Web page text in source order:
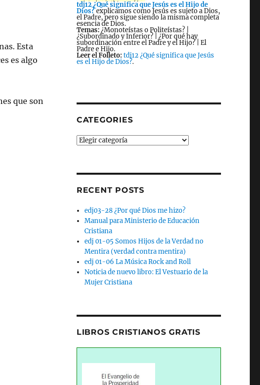
Esta
es algo
que son
tdj12 ¿Qué significa que Jesús es el Hijo de
Dios?explicamos como Jesús es sujeto a Dios,
el Padre, pero sigue siendo la misma completa
esencia de Dios.
Temas:¿Monoteístas o Politeístas? |
¿Subordinado y Inferior? | ¿Por qué hay
subordinación entre el Padre y el Hijo? | El
Padre e Hijo.
Leer el Folleto:tdj12 ¿Qué significa que Jesús
es el Hijo de Dios?.
CATEGORIES
Categories
RECENT POSTS
edj03-28 ¿Por qué Dios me hizo?
Manual para Ministerio de Educación
Cristiana
edj 01-05 Somos Hijos de la Verdad no
Mentira (verdad contra mentira)
edj 01-06 La Música Rock and Roll
Noticia de nuevo libro: El Vestuario de la
Mujer Cristiana
LIBROS CRISTIANOS GRATIS